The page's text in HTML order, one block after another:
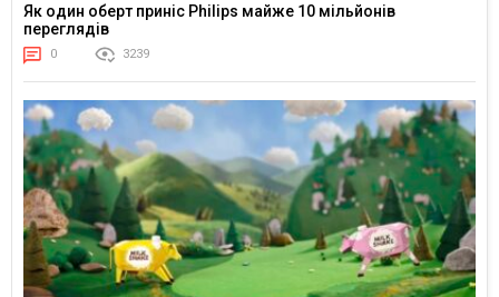
Як один оберт приніс Philips майже 10 мільйонів
переглядів
0 3239